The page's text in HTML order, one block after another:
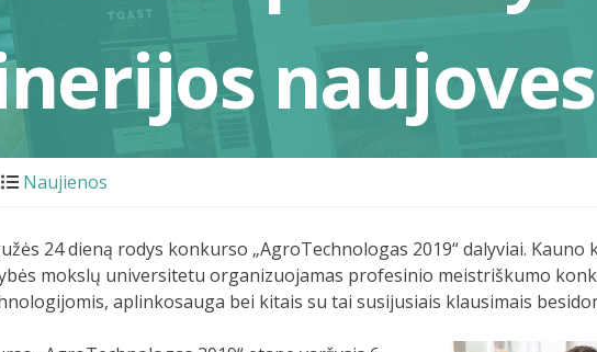
naujoves
Naujienos
24 dieną rodys konkurso „AgroTechnologas 2019“ dalyviai.
mokslų universitetu organizuojamas profesinio meistriškumo
aplinkosauga bei kitais su tai susijusiais klausimais